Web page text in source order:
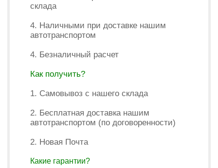
склада
4. Наличными при доставке нашим
автотранспортом
4. Безналичный расчет
Как получить?
1. Самовывоз с нашего склада
2. Бесплатная доставка нашим
автотранспортом (по договоренности)
2. Новая Почта
Какие гарантии?